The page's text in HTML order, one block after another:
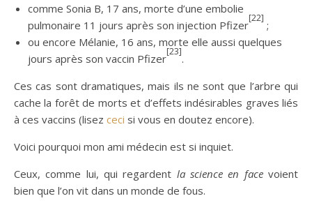
comme Sonia B, 17 ans, morte d’une embolie
pulmonaire 11 jours après son injection Pfizer
[22]
;
ou encore Mélanie, 16 ans, morte elle aussi quelques
jours après son vaccin Pfizer
[23]
.
Ces cas sont dramatiques, mais ils ne sont que l’arbre qui
cache la forêt de morts et d’effets indésirables graves liés
à ces vaccins (lisez ceci si vous en doutez encore).
Voici pourquoi mon ami médecin est si inquiet.
Ceux, comme lui, qui regardent la science en facevoient
bien que l’on vit dans un monde de fous.